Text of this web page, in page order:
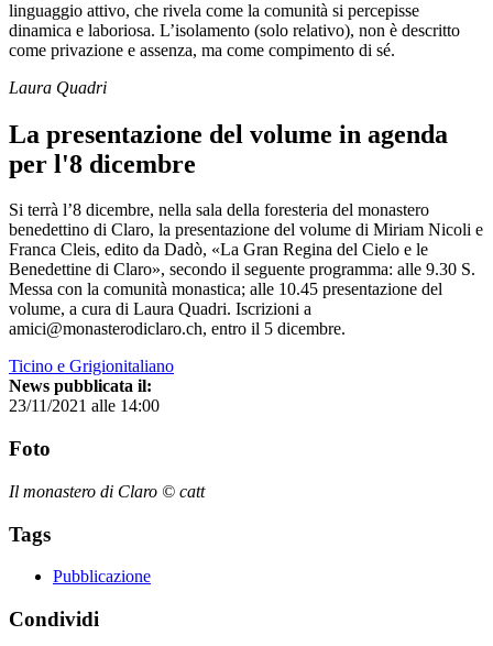
linguaggio attivo, che rivela come la comunità si percepisse
dinamica e laboriosa. L’isolamento (solo relativo), non è descritto
come privazione e assenza, ma come compimento di sé.
Laura Quadri
La presentazione del volume in agenda
per l'8 dicembre
Si terrà l’8 dicembre, nella sala della foresteria del monastero
benedettino di Claro, la presentazione del volume di Miriam Nicoli e
Franca Cleis, edito da Dadò, «La Gran Regina del Cielo e le
Benedettine di Claro», secondo il seguente programma: alle 9.30 S.
Messa con la comunità monastica; alle 10.45 presentazione del
volume, a cura di Laura Quadri. Iscrizioni a
amici@monasterodiclaro.ch, entro il 5 dicembre.
Ticino e Grigionitaliano
News pubblicata il:
23/11/2021 alle 14:00
Foto
Il monastero di Claro © catt
Tags
Pubblicazione
Condividi